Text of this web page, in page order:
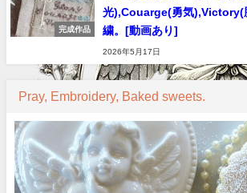
完成作品
光),Couarge(勇気),Victory(
繍。[動画あり]
2026年5月17日
Pray, Embroidery, Baked sweets.